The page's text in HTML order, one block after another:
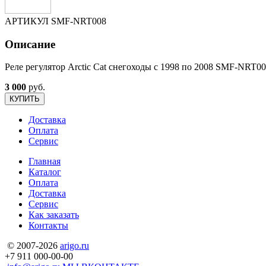
АРТИКУЛ SMF-NRT008
Описание
Реле регулятор Arctic Cat снегоходы с 1998 по 2008 SMF-
3 000 руб.
КУПИТЬ
Доставка
Оплата
Сервис
Главная
Каталог
Оплата
Доставка
Сервис
Как заказать
Контакты
© 2007-2026 arigo.ru
+7 911 000-00-00